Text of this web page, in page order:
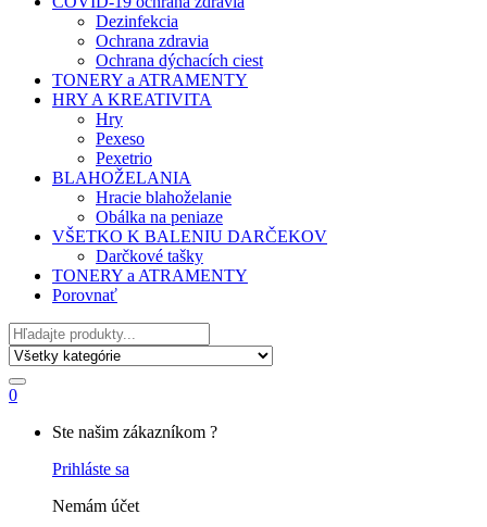
Dezinfekcia
Ochrana zdravia
Ochrana dýchacích ciest
TONERY a ATRAMENTY
HRY A KREATIVITA
Hry
Pexeso
Pexetrio
BLAHOŽELANIA
Hracie blahoželanie
Obálka na peniaze
VŠETKO K BALENIU DARČEKOV
Darčkové tašky
TONERY a ATRAMENTY
Porovnať
Hľadať
0
Ste našim zákazníkom ?
Prihláste sa
Nemám účet